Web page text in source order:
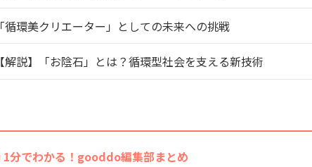
「循環美クリエーター」としての未来への挑戦
【解説】「お陰石」とは？循環型社会を支える新技術
1分でわかる！gooddo編集部まとめ